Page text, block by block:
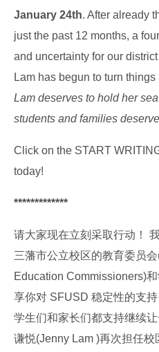
January 24th. After already
just the past 12 months, a
and uncertainty for our
Lam has begun to turn
Lam deserves to hold her
students and families
Click on the START
today!
*************
请大家现在立刻采取行动！
三藩市公立校区的教育委员
Education Commissioners)
享你对 SFUSD 稳定性的支
学生们和家长们都支持继续
谦悦(Jenny Lam )再次担任